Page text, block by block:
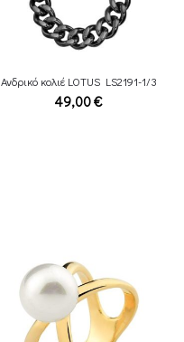
Ανδρικό κολιέ LOTUS LS2191-1/3
49,00€